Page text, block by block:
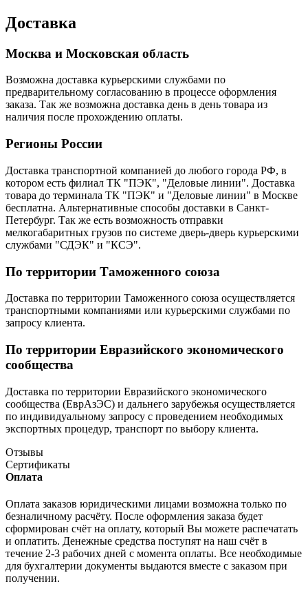
Доставка
Москва и Московская область
Возможна доставка курьерскими службами по
предварительному согласованию в процессе оформления
заказа. Так же возможна доставка день в день товара из
наличия после прохождению оплаты.
Регионы России
Доставка транспортной компанией до любого города РФ, в
котором есть филиал ТК "ПЭК", "Деловые линии". Доставка
товара до терминала ТК "ПЭК" и "Деловые линии" в Москве
бесплатна. Альтернативные способы доставки в Санкт-
Петербург. Так же есть возможность отправки
мелкогабаритных грузов по системе дверь-дверь курьерскими
службами "СДЭК" и "КСЭ".
По территории Таможенного союза
Доставка по территории Таможенного союза осуществляется
транспортными компаниями или курьерскими службами по
запросу клиента.
По территории Евразийского экономического
сообщества
Доставка по территории Евразийского экономического
сообщества (ЕврАзЭС) и дальнего зарубежья осуществляется
по индивидуальному запросу с проведением необходимых
экспортных процедур, транспорт по выбору клиента.
Отзывы
Сертификаты
Оплата
Оплата заказов юридическими лицами возможна только по
безналичному расчёту. После оформления заказа будет
сформирован счёт на оплату, который Вы можете распечатать
и оплатить. Денежные средства поступят на наш счёт в
течение 2-3 рабочих дней с момента оплаты. Все необходимые
для бухгалтерии документы выдаются вместе с заказом при
получении.